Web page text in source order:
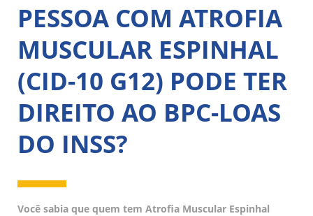
PESSOA COM ATROFIA
MUSCULAR ESPINHAL
(CID-10 G12) PODE TER
DIREITO AO BPC-LOAS
DO INSS?
Você sabia que quem tem Atrofia Muscular Espinhal